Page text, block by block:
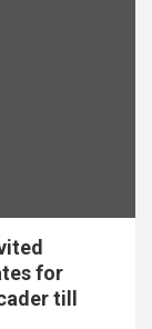
for
till